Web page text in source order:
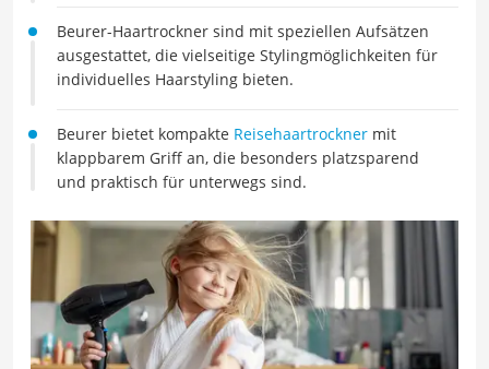
Beurer-Haartrockner sind mit speziellen Aufsätzen
ausgestattet, die vielseitige Stylingmöglichkeiten für
individuelles Haarstyling bieten.
Beurer bietet kompakte Reisehaartrockner mit
klappbarem Griff an, die besonders platzsparend
und praktisch für unterwegs sind.